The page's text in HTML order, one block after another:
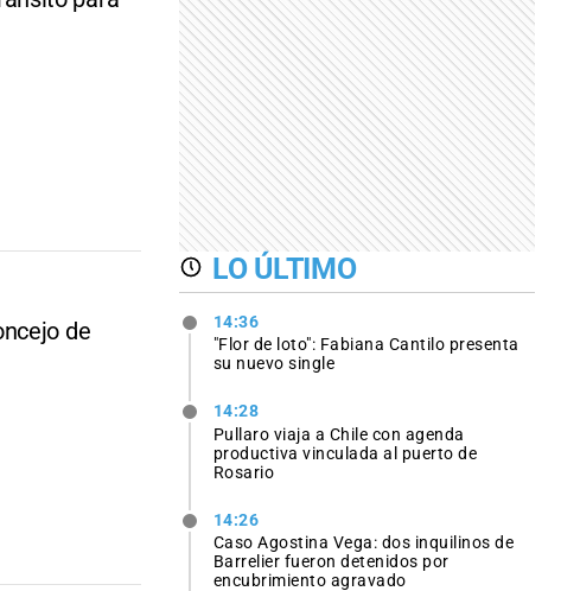
de
LO ÚLTIMO
14:36
"Flor de loto": Fabiana Cantilo presenta
su nuevo single
14:28
Pullaro viaja a Chile con agenda
productiva vinculada al puerto de
Rosario
14:26
Caso Agostina Vega: dos inquilinos de
Barrelier fueron detenidos por
encubrimiento agravado